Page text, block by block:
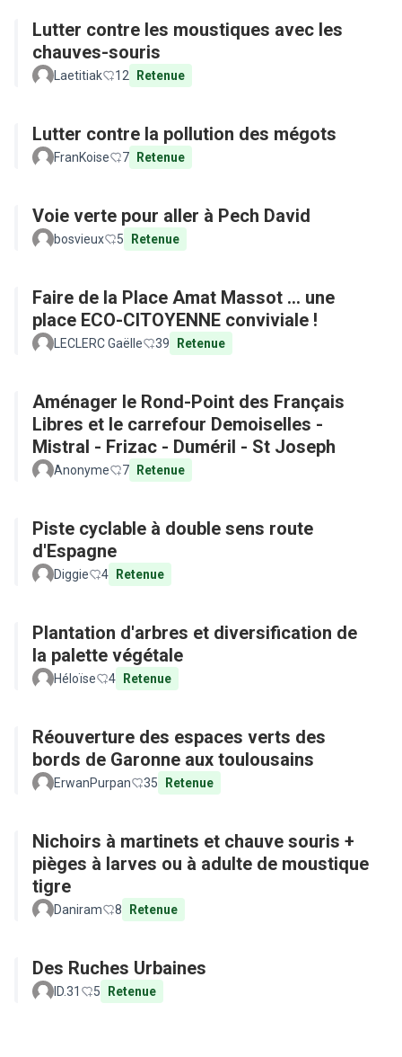
Lutter contre les moustiques avec les
chauves-souris
Laetitiak 12 Retenue
Lutter contre la pollution des mégots
FranKoise 7 Retenue
Voie verte pour aller à Pech David
bosvieux 5 Retenue
Faire de la Place Amat Massot ... une
place ECO-CITOYENNE conviviale !
LECLERC Gaëlle 39 Retenue
Aménager le Rond-Point des Français
Libres et le carrefour Demoiselles -
Mistral - Frizac - Duméril - St Joseph
Anonyme 7 Retenue
Piste cyclable à double sens route
d'Espagne
Diggie 4 Retenue
Plantation d'arbres et diversification de
la palette végétale
Héloïse 4 Retenue
Réouverture des espaces verts des
bords de Garonne aux toulousains
ErwanPurpan 35 Retenue
Nichoirs à martinets et chauve souris +
pièges à larves ou à adulte de moustique
tigre
Daniram 8 Retenue
Des Ruches Urbaines
ID.31 5 Retenue